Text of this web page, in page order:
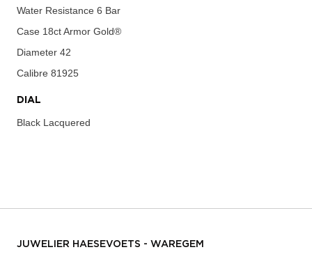
Water Resistance 6 Bar
Case 18ct Armor Gold®
Diameter 42
Calibre 81925
DIAL
Black Lacquered
JUWELIER HAESEVOETS - WAREGEM